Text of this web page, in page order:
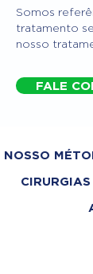
Somos
tratamento
nosso
FALE
NOSSO